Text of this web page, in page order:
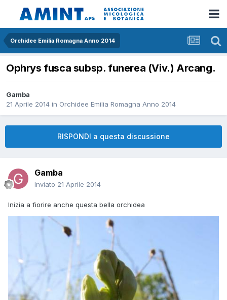
Orchidee Emilia Romagna Anno 2014
Ophrys fusca subsp. funerea (Viv.) Arcang.
Gamba
21 Aprile 2014 in Orchidee Emilia Romagna Anno 2014
RISPONDI a questa discussione
Gamba
Inviato 21 Aprile 2014
Inizia a fiorire anche questa bella orchidea